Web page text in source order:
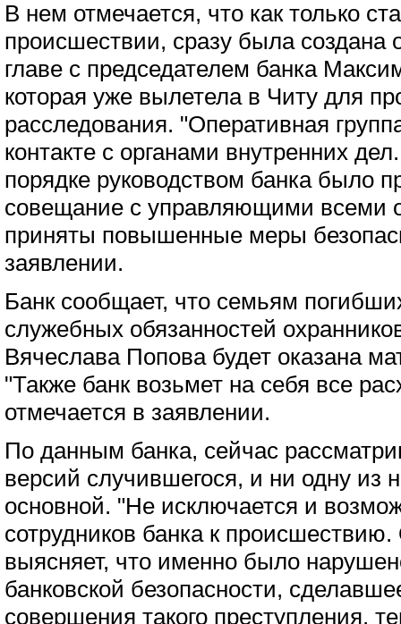
В нем отмечается, что как только
происшествии, сразу была создана
главе с председателем банка
которая уже вылетела в Читу для
расследования. "Оперативная
контакте с органами внутренних
порядке руководством банка было
совещание с управляющими всеми
приняты повышенные меры
заявлении.
Банк сообщает, что семьям
служебных обязанностей
Вячеслава Попова будет оказана
"Также банк возьмет на себя все
отмечается в заявлении.
По данным банка, сейчас
версий случившегося, и ни одну из
основной. "Не исключается и
сотрудников банка к
выясняет, что именно было
банковской безопасности,
совершения такого преступления,